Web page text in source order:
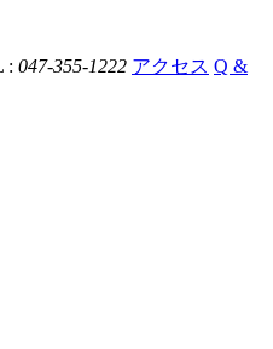
: 047-355-1222 アクセス Q &